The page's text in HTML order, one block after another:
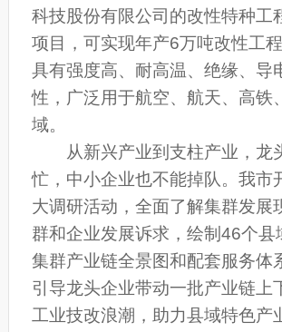
科技股份有限公司的改性特种工
项目，可实现年产6万吨改性工
具有强度高、耐高温、绝缘、导
性，广泛用于航空、航天、高铁
域。
从新兴产业到支柱产业，龙
忙，中小企业也不能掉队。我市
大调研活动，全面了解集群发展
群和企业发展诉求，绘制46个县
集群产业链全景图和配套服务体
引导龙头企业带动一批产业链上
工业技改浪潮，助力县域特色产